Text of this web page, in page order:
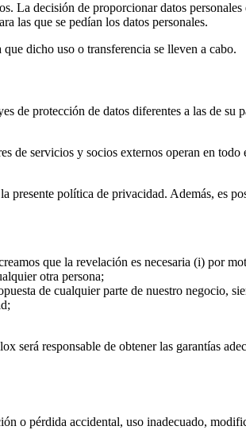
La decisión de proporcionar datos
las que se pedían los datos personales.
dicho uso o transferencia se lleven a cabo.
de protección de datos diferentes a las de su
de servicios y socios externos operan en
presente política de privacidad. Además, es
que la revelación es necesaria (i) por
otra persona;
de cualquier parte de nuestro negocio,
será responsable de obtener las garantías
o pérdida accidental, uso inadecuado,